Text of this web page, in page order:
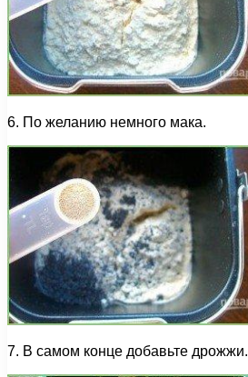
6. По желанию немного мака.
7. В самом конце добавьте дрожжи.